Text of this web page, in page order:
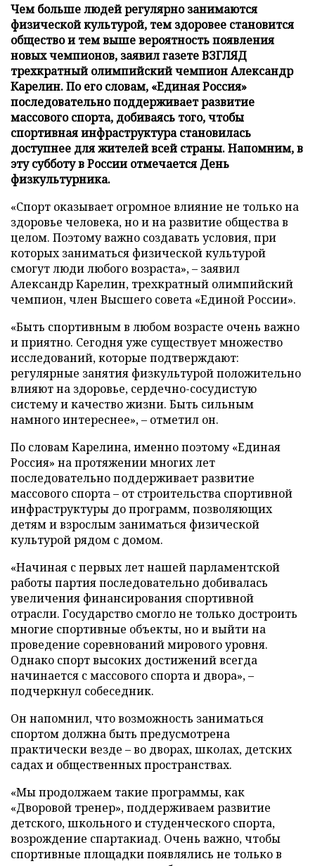
Чем больше людей регулярно занимаются
физической культурой, тем здоровее становится
общество и тем выше вероятность появления
новых чемпионов, заявил газете ВЗГЛЯД
трехкратный олимпийский чемпион Александр
Карелин. По его словам, «Единая Россия»
последовательно поддерживает развитие
массового спорта, добиваясь того, чтобы
спортивная инфраструктура становилась
доступнее для жителей всей страны. Напомним, в
эту субботу в России отмечается День
физкультурника.
«Спорт оказывает огромное влияние не только на
здоровье человека, но и на развитие общества в
целом. Поэтому важно создавать условия, при
которых заниматься физической культурой
смогут люди любого возраста», – заявил
Александр Карелин, трехкратный олимпийский
чемпион, член Высшего совета «Единой России».
«Быть спортивным в любом возрасте очень важно
и приятно. Сегодня уже существует множество
исследований, которые подтверждают:
регулярные занятия физкультурой положительно
влияют на здоровье, сердечно-сосудистую
систему и качество жизни. Быть сильным
намного интереснее», – отметил он.
По словам Карелина, именно поэтому «Единая
Россия» на протяжении многих лет
последовательно поддерживает развитие
массового спорта – от строительства спортивной
инфраструктуры до программ, позволяющих
детям и взрослым заниматься физической
культурой рядом с домом.
«Начиная с первых лет нашей парламентской
работы партия последовательно добивалась
увеличения финансирования спортивной
отрасли. Государство смогло не только достроить
многие спортивные объекты, но и выйти на
проведение соревнований мирового уровня.
Однако спорт высоких достижений всегда
начинается с массового спорта и двора», –
подчеркнул собеседник.
Он напомнил, что возможность заниматься
спортом должна быть предусмотрена
практически везде – во дворах, школах, детских
садах и общественных пространствах.
«Мы продолжаем такие программы, как
«Дворовой тренер», поддерживаем развитие
детского, школьного и студенческого спорта,
возрождение спартакиад. Очень важно, чтобы
спортивные площадки появлялись не только в